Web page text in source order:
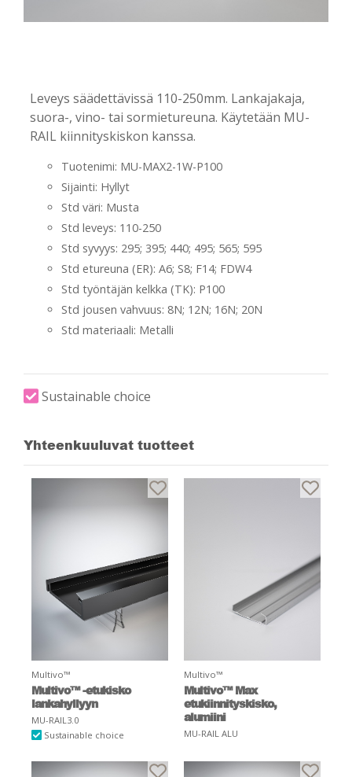
Leveys säädettävissä 110-250mm. Lankajakaja,
suora-, vino- tai sormietureuna. Käytetään MU-
RAIL kiinnityskiskon kanssa.
Tuotenimi: MU-MAX2-1W-P100
Sijainti: Hyllyt
Std väri: Musta
Std leveys: 110-250
Std syvyys: 295; 395; 440; 495; 565; 595
Std etureuna (ER): A6; S8; F14; FDW4
Std työntäjän kelkka (TK): P100
Std jousen vahvuus: 8N; 12N; 16N; 20N
Std materiaali: Metalli
Sustainable choice
Yhteenkuuluvat tuotteet
Multivo™
Multivo™ -etukisko
lankahyllyyn
MU-RAIL3.0
Sustainable choice
Multivo™
Multivo™ Max
etukiinnityskisko,
alumiini
MU-RAIL ALU